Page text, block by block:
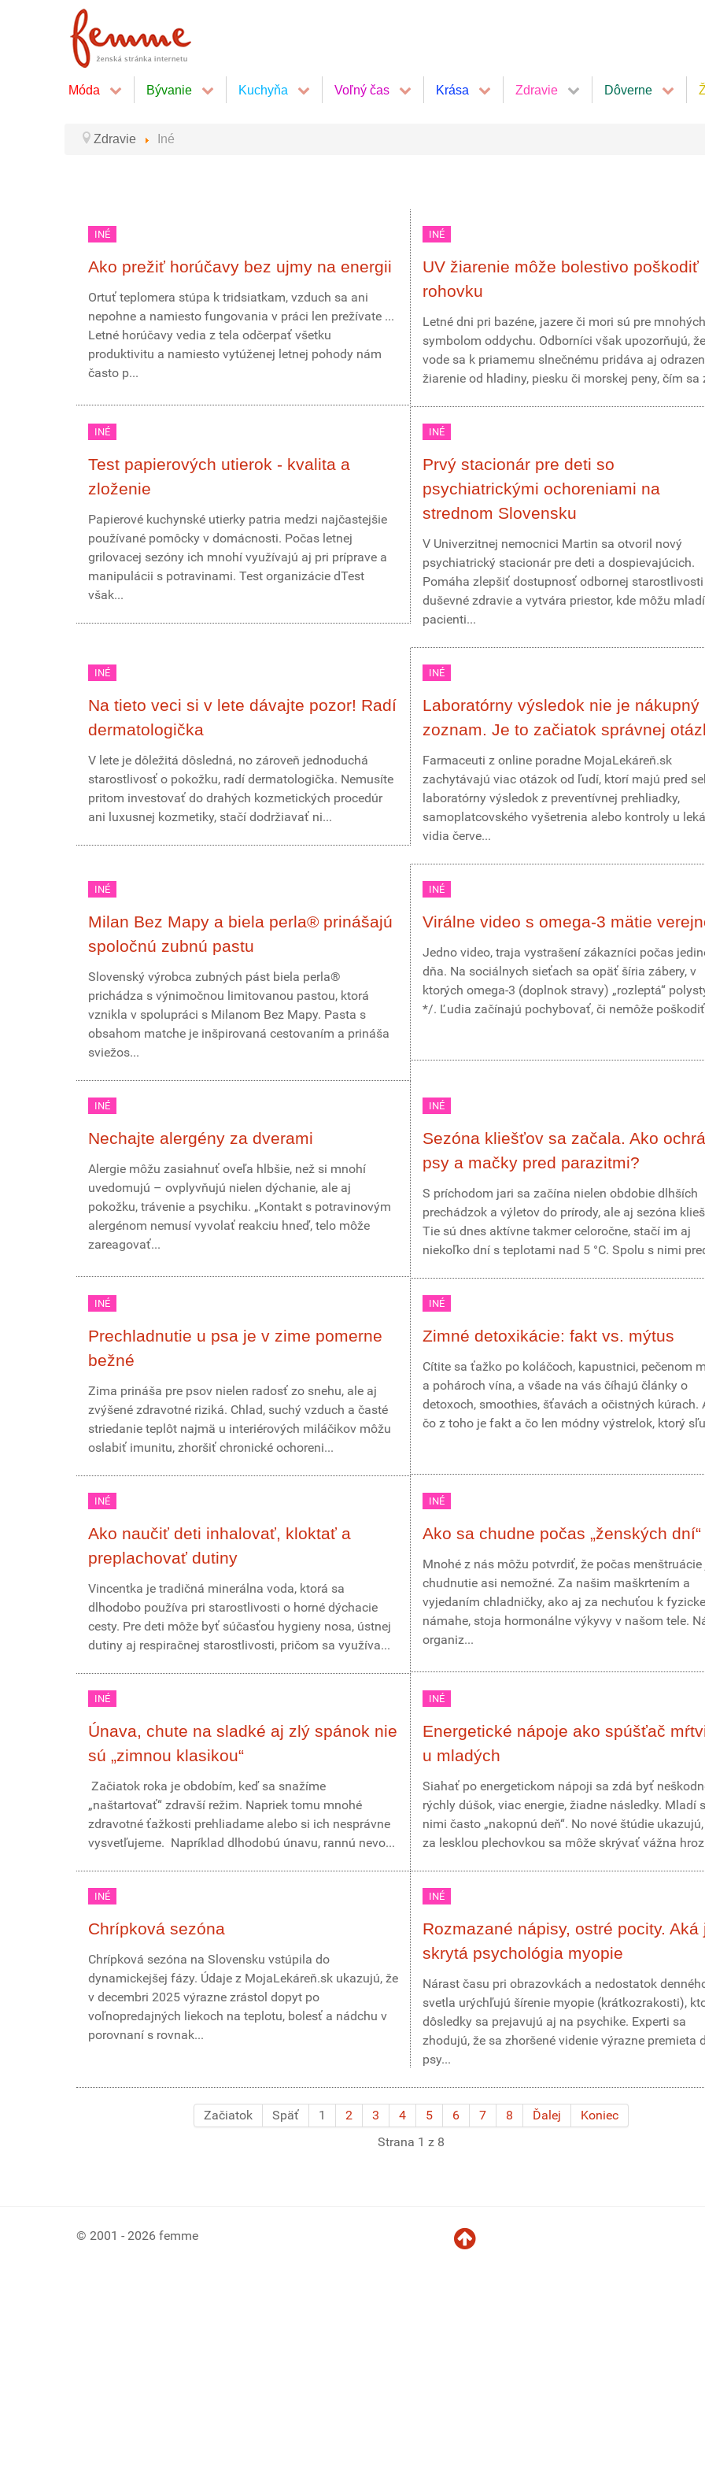
Móda Bývanie Kuchyňa Voľný čas Krása Zdravie Dôverne
Zdravie Iné
INÉ
Ako prežiť horúčavy bez ujmy na energii
Ortuť teplomera stúpa k tridsiatkam, vzduch sa ani
nepohne a namiesto fungovania v práci len prežívate ...
Letné horúčavy vedia z tela odčerpať všetku
produktivitu a namiesto vytúženej letnej pohody nám
často p...
INÉ
UV žiarenie môže bolestivo poškodiť
rohovku
Letné dni pri bazéne, jazere či mori sú pre mnohých
symbolom oddychu. Odborníci však upozorňujú,
vode sa k priamemu slnečnému pridáva aj
žiarenie od hladiny, piesku či morskej peny, čím sa
INÉ
Test papierových utierok - kvalita a
zloženie
Papierové kuchynské utierky patria medzi najčastejšie
používané pomôcky v domácnosti. Počas letnej
grilovacej sezóny ich mnohí využívajú aj pri príprave a
manipulácii s potravinami. Test organizácie dTest
však...
INÉ
Prvý stacionár pre deti so
psychiatrickými ochoreniami na
strednom Slovensku
V Univerzitnej nemocnici Martin sa otvoril nový
psychiatrický stacionár pre deti a dospievajúcich.
Pomáha zlepšiť dostupnosť odbornej
duševné zdravie a vytvára priestor, kde môžu mladí
pacienti...
INÉ
Na tieto veci si v lete dávajte pozor! Radí
dermatologička
V lete je dôležitá dôsledná, no zároveň jednoduchá
starostlivosť o pokožku, radí dermatologička. Nemusíte
pritom investovať do drahých kozmetických procedúr
ani luxusnej kozmetiky, stačí dodržiavať ni...
INÉ
Laboratórny výsledok nie je nákupný
zoznam. Je to začiatok správnej
Farmaceuti z online poradne MojaLekáreň.sk
zachytávajú viac otázok od ľudí, ktorí majú pred
laboratórny výsledok z preventívnej prehliadky,
samoplatcovského vyšetrenia alebo kontroly u
vidia červe...
INÉ
Milan Bez Mapy a biela perla® prinášajú
spoločnú zubnú pastu
Slovenský výrobca zubných pást biela perla®
prichádza s výnimočnou limitovanou pastou, ktorá
vznikla v spolupráci s Milanom Bez Mapy. Pasta s
obsahom matche je inšpirovaná cestovaním a prináša
sviežos...
INÉ
Virálne video s omega-3 mätie
Jedno video, traja vystrašení zákazníci počas
dňa. Na sociálnych sieťach sa opäť šíria zábery, v
ktorých omega-3 (doplnok stravy) „rozleptá“
*/. Ľudia začínajú pochybovať, či nemôže
INÉ
Nechajte alergény za dverami
Alergie môžu zasiahnuť oveľa hlbšie, než si mnohí
uvedomujú – ovplyvňujú nielen dýchanie, ale aj
pokožku, trávenie a psychiku. „Kontakt s potravinovým
alergénom nemusí vyvolať reakciu hneď, telo môže
zareagovať...
INÉ
Sezóna kliešťov sa začala. Ako
psy a mačky pred parazitmi?
S príchodom jari sa začína nielen obdobie dlhších
prechádzok a výletov do prírody, ale aj sezóna
Tie sú dnes aktívne takmer celoročne, stačí im aj
niekoľko dní s teplotami nad 5 °C. Spolu s nimi
INÉ
Prechladnutie u psa je v zime pomerne
bežné
Zima prináša pre psov nielen radosť zo snehu, ale aj
zvýšené zdravotné riziká. Chlad, suchý vzduch a časté
striedanie teplôt najmä u interiérových miláčikov môžu
oslabiť imunitu, zhoršiť chronické ochoreni...
INÉ
Zimné detoxikácie: fakt vs. mýtus
Cítite sa ťažko po koláčoch, kapustnici, pečenom
a pohároch vína, a všade na vás číhajú články o
detoxoch, smoothies, šťavách a očistných kúrach.
čo z toho je fakt a čo len módny výstrelok, ktorý
INÉ
Ako naučiť deti inhalovať, kloktať a
preplachovať dutiny
Vincentka je tradičná minerálna voda, ktorá sa
dlhodobo používa pri starostlivosti o horné dýchacie
cesty. Pre deti môže byť súčasťou hygieny nosa, ústnej
dutiny aj respiračnej starostlivosti, pričom sa využíva...
INÉ
Ako sa chudne počas „ženských dní“
Mnohé z nás môžu potvrdiť, že počas menštruácie
chudnutie asi nemožné. Za našim maškrtením a
vyjedaním chladničky, ako aj za nechuťou k
námahe, stoja hormonálne výkyvy v našom tele.
organiz...
INÉ
Únava, chute na sladké aj zlý spánok nie
sú „zimnou klasikou“
Začiatok roka je obdobím, keď sa snažíme
„naštartovať“ zdravší režim. Napriek tomu mnohé
zdravotné ťažkosti prehliadame alebo si ich nesprávne
vysvetľujeme. Napríklad dlhodobú únavu, rannú nevo...
INÉ
Energetické nápoje ako spúšťač
u mladých
Siahať po energetickom nápoji sa zdá byť
rýchly dúšok, viac energie, žiadne následky. Mladí
nimi často „nakopnú deň“. No nové štúdie
za lesklou plechovkou sa môže skrývať vážna
INÉ
Chrípková sezóna
Chrípková sezóna na Slovensku vstúpila do
dynamickejšej fázy. Údaje z MojaLekáreň.sk ukazujú, že
v decembri 2025 výrazne zrástol dopyt po
voľnopredajných liekoch na teplotu, bolesť a nádchu v
porovnaní s rovnak...
INÉ
Rozmazané nápisy, ostré pocity. Aká
skrytá psychológia myopie
Nárast času pri obrazovkách a nedostatok
svetla urýchľujú šírenie myopie (krátkozrakosti),
dôsledky sa prejavujú aj na psychike. Experti sa
zhodujú, že sa zhoršené videnie výrazne premieta
psy...
Začiatok Späť 1 2 3 4 5 6 7 8 Ďalej
Koniec
Strana 1 z 8
© 2001 - 2026 femme